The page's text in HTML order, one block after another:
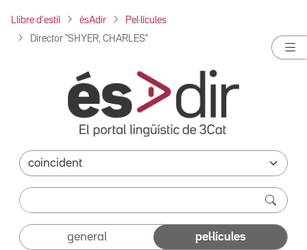
Llibre d'estil ésAdir Pel·lícules
Director "SHYER, CHARLES"
general pel·lícules